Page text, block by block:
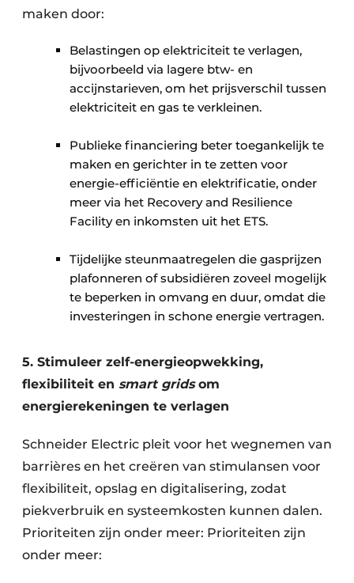
maken door:
Belastingen op elektriciteit te verlagen,
bijvoorbeeld via lagere btw- en
accijnstarieven, om het prijsverschil tussen
elektriciteit en gas te verkleinen.
Publieke financiering beter toegankelijk te
maken en gerichter in te zetten voor
energie-efficiëntie en elektrificatie, onder
meer via het Recovery and Resilience
Facility en inkomsten uit het ETS.
Tijdelijke steunmaatregelen die gasprijzen
plafonneren of subsidiëren zoveel mogelijk
te beperken in omvang en duur, omdat die
investeringen in schone energie vertragen.
5. Stimuleer zelf-energieopwekking,
flexibiliteit en smart gridsom
energierekeningen te verlagen
Schneider Electric pleit voor het wegnemen van
barrières en het creëren van stimulansen voor
flexibiliteit, opslag en digitalisering, zodat
piekverbruik en systeemkosten kunnen dalen.
Prioriteiten zijn onder meer: Prioriteiten zijn
onder meer: